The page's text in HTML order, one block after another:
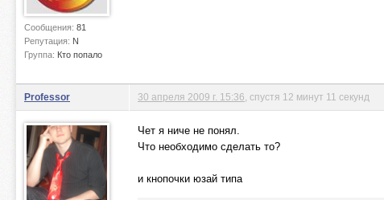
Сообщения: 81
Репутация: N
Группа: Кто попало
Professor 30 апреля 2009 г. 15:36 , спустя 12 минут 11 секунд
Чет я ниче не понял.
Что необходимо сделать то?
и кнопочки юзай типа